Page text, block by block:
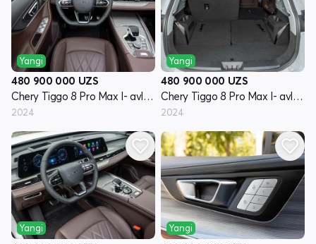
Yangi
480 900 000 UZS
Chery Tiggo 8 Pro Max I- avlod restyling
2024
Yangi
480 900 000 UZS
Chery Tiggo 8 Pro Max I- avlod restyling
2024
Yangi Yangi